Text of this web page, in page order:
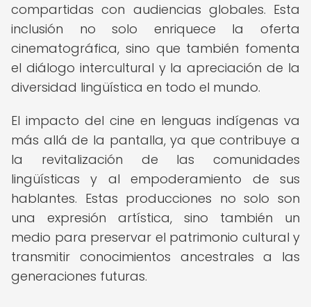
compartidas con audiencias globales. Esta
inclusión no solo enriquece la oferta
cinematográfica, sino que también fomenta
el diálogo intercultural y la apreciación de la
diversidad lingüística en todo el mundo.
El impacto del cine en lenguas indígenas va
más allá de la pantalla, ya que contribuye a
la revitalización de las comunidades
lingüísticas y al empoderamiento de sus
hablantes. Estas producciones no solo son
una expresión artística, sino también un
medio para preservar el patrimonio cultural y
transmitir conocimientos ancestrales a las
generaciones futuras.